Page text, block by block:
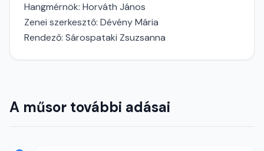
Hangmérnök: Horváth János
Zenei szerkesztő: Dévény Mária
Rendező: Sárospataki Zsuzsanna
A műsor további adásai